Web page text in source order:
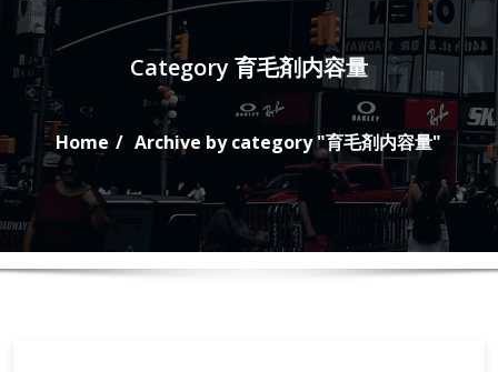
Category 育毛剤内容量
Home Archive by category "育毛剤内容量"